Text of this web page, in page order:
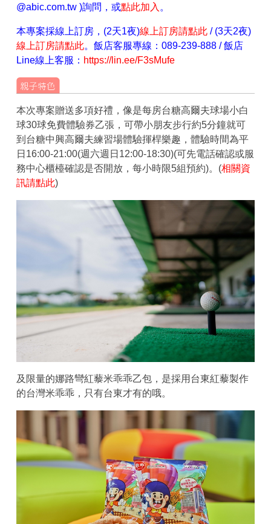
@abic.com.tw )詢問，或點此加入 。
本專案採線上訂房，(2天1夜)線上訂房請點此/ (3天2夜)
線上訂房請點此。飯店客服專線：089-239-888 / 飯店
Line線上客服： https://lin.ee/F3sMufe
本次專案贈送多項好禮，像是每房台糖高爾夫球場小白
球30球免費體驗券乙張，可帶小朋友步行約5分鐘就可
到台糖中興高爾夫練習場體驗揮桿樂趣，體驗時間為平
日16:00-21:00(週六週日12:00-18:30)(可先電話確認或服
務中心櫃檯確認是否開放，每小時限5組預約)。(相關資
訊請點此)
及限量的娜路彎紅藜米乖乖乙包，是採用台東紅藜製作
的台灣米乖乖，只有台東才有的哦。